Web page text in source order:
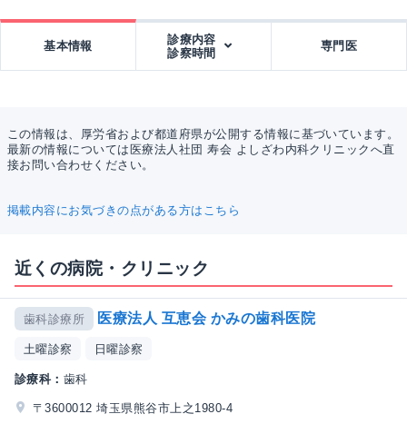
基本情報
診療内容
診察時間
専門医
この情報は、厚労省および都道府県が公開する情報に基づいています。
最新の情報については医療法人社団 寿会 よしざわ内科クリニックへ直
接お問い合わせください。
掲載内容にお気づきの点がある方はこちら
近くの病院・クリニック
歯科診療所 医療法人 互恵会 かみの歯科医院
土曜診察 日曜診察
診療科： 歯科
〒3600012 埼玉県熊谷市上之1980-4